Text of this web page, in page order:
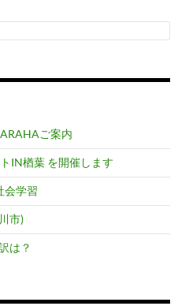
ご案内
IN楢葉 を開催します
会学習
市)
は？